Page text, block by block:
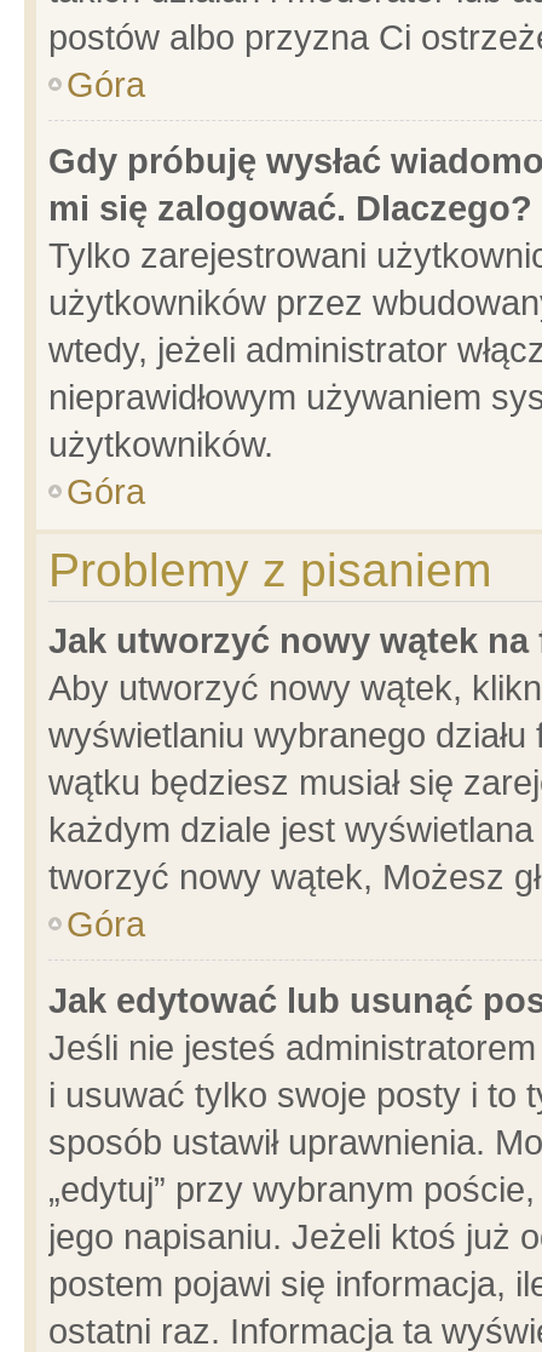
postów albo przyzna Ci
Góra
Gdy próbuję wysłać
mi się zalogować. Dlaczego?
Tylko zarejestrowani
użytkowników przez
wtedy, jeżeli administrator
nieprawidłowym używaniem
użytkowników.
Góra
Problemy z pisaniem
Jak utworzyć nowy wątek na
Aby utworzyć nowy wątek,
wyświetlaniu wybranego
wątku będziesz musiał się
każdym dziale jest
tworzyć nowy wątek, Możesz
Góra
Jak edytować lub usunąć
Jeśli nie jesteś
i usuwać tylko swoje posty i to
sposób ustawił uprawnienia.
„edytuj” przy wybranym
jego napisaniu. Jeżeli ktoś już
postem pojawi się informacja,
ostatni raz. Informacja ta